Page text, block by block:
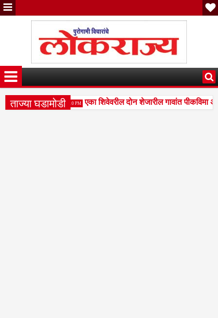
ताज्या घडामोडी
पोलिस कोठडी 5:10 PM
एका शिवेवरील दोन शेजारील गावांत पीकविमा